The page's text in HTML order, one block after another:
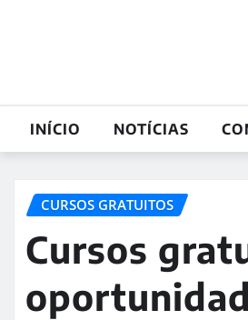
INÍCIO NOTÍCIAS
CURSOS GRATUITOS
Cursos